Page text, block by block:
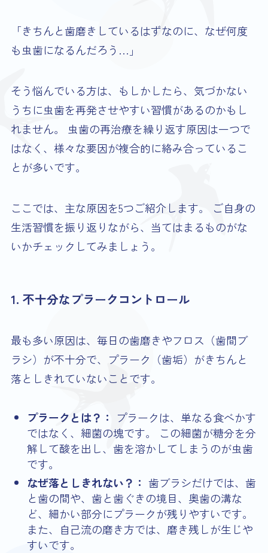
「きちんと歯磨きしているはずなのに、なぜ何度
も虫歯になるんだろう…」
そう悩んでいる方は、もしかしたら、気づかない
うちに虫歯を再発させやすい習慣があるのかもし
れません。 虫歯の再治療を繰り返す原因は一つで
はなく、様々な要因が複合的に絡み合っているこ
とが多いです。
ここでは、主な原因を5つご紹介します。 ご自身の
生活習慣を振り返りながら、当てはまるものがな
いかチェックしてみましょう。
1. 不十分なプラークコントロール
最も多い原因は、毎日の歯磨きやフロス（歯間ブ
ラシ）が不十分で、プラーク（歯垢）がきちんと
落としきれていないことです。
プラークとは？：
プラークは、単なる食べかす
ではなく、細菌の塊です。 この細菌が糖分を分
解して酸を出し、歯を溶かしてしまうのが虫歯
です。
なぜ落としきれない？： 歯ブラシだけでは、歯
と歯の間や、歯と歯ぐきの境目、奥歯の溝な
ど、細かい部分にプラークが残りやすいです。
また、自己流の磨き方では、磨き残しが生じや
すいです。